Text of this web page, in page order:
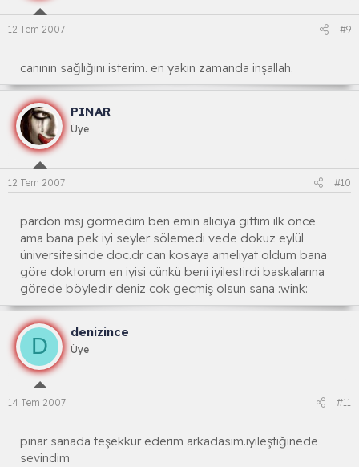
12 Tem 2007 #9
canının sağlığını isterim. en yakın zamanda inşallah.
PINAR
Üye
12 Tem 2007 #10
pardon msj görmedim ben emin alıcıya gittim ilk önce
ama bana pek iyi seyler sölemedi vede dokuz eylül
üniversitesinde doc.dr can kosaya ameliyat oldum bana
göre doktorum en iyisi cünkü beni iyilestirdi baskalarına
görede böyledir deniz cok gecmiş olsun sana :wink:
D
denizince
Üye
14 Tem 2007 #11
pınar sanada teşekkür ederim arkadasım.iyileştiğinede
sevindim